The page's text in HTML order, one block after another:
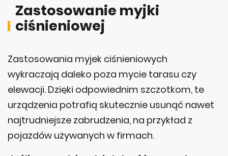
Zastosowanie myjki
ciśnieniowej
Zastosowania myjek ciśnieniowych
wykraczają daleko poza mycie tarasu czy
elewacji. Dzięki odpowiednim szczotkom, te
urządzenia potrafią skutecznie usunąć nawet
najtrudniejsze zabrudzenia, na przykład z
pojazdów używanych w firmach.